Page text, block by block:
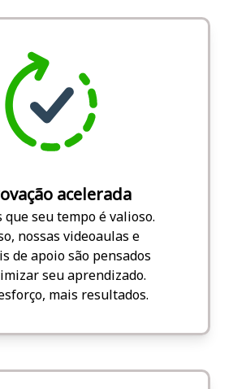
acelerada
que seu tempo é valioso.
nossas videoaulas e
de apoio são pensados
seu aprendizado.
mais resultados.